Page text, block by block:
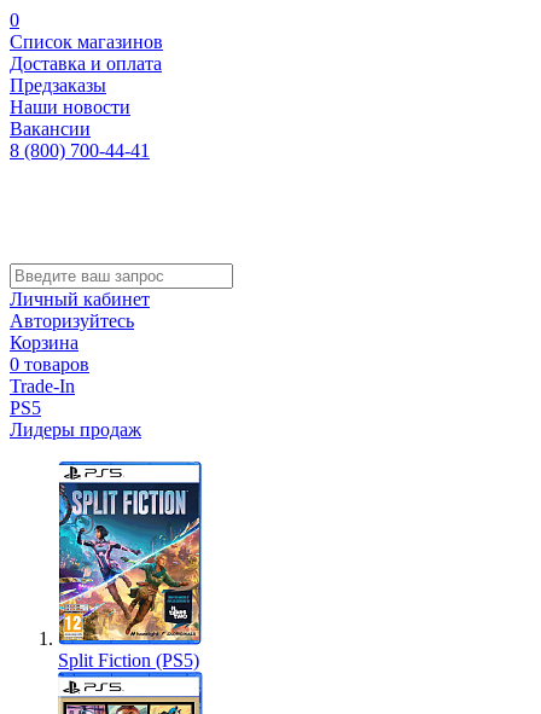
0
Список магазинов
Доставка и оплата
Предзаказы
Наши новости
Вакансии
8 (800) 700-44-41
Личный кабинет
Авторизуйтесь
Корзина
0 товаров
Trade-In
PS5
Лидеры продаж
Split Fiction (PS5)